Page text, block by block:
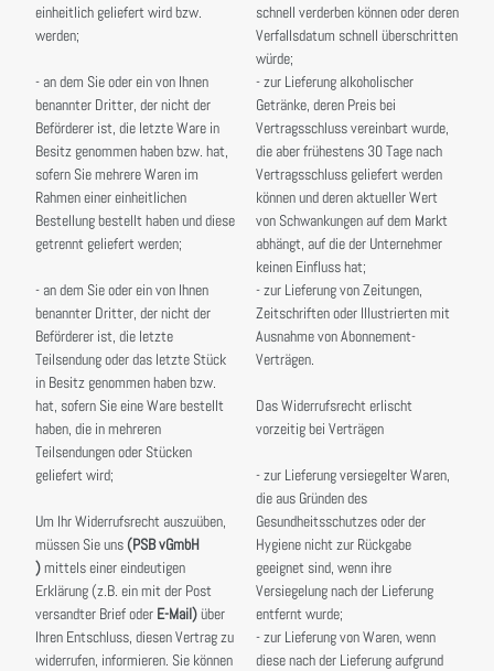
einheitlich geliefert wird bzw.
werden;
- an dem Sie oder ein von Ihnen
benannter Dritter, der nicht der
Beförderer ist, die letzte Ware in
Besitz genommen haben bzw. hat,
sofern Sie mehrere Waren im
Rahmen einer einheitlichen
Bestellung bestellt haben und diese
getrennt geliefert werden;
- an dem Sie oder ein von Ihnen
benannter Dritter, der nicht der
Beförderer ist, die letzte
Teilsendung oder das letzte Stück
in Besitz genommen haben bzw.
hat, sofern Sie eine Ware bestellt
haben, die in mehreren
Teilsendungen oder Stücken
geliefert wird;
Um Ihr Widerrufsrecht auszuüben,
müssen Sie uns(PSB vGmbH
)mittels einer eindeutigen
Erklärung (z.B. ein mit der Post
versandter Brief oder E-Mail)über
Ihren Entschluss, diesen Vertrag zu
widerrufen, informieren. Sie können
schnell verderben können oder deren
Verfallsdatum schnell überschritten
würde;
- zur Lieferung alkoholischer
Getränke, deren Preis bei
Vertragsschluss vereinbart wurde,
die aber frühestens 30 Tage nach
Vertragsschluss geliefert werden
können und deren aktueller Wert
von Schwankungen auf dem Markt
abhängt, auf die der Unternehmer
keinen Einfluss hat;
- zur Lieferung von Zeitungen,
Zeitschriften oder Illustrierten mit
Ausnahme von Abonnement-
Verträgen.
Das Widerrufsrecht erlischt
vorzeitig bei Verträgen
- zur Lieferung versiegelter Waren,
die aus Gründen des
Gesundheitsschutzes oder der
Hygiene nicht zur Rückgabe
geeignet sind, wenn ihre
Versiegelung nach der Lieferung
entfernt wurde;
- zur Lieferung von Waren, wenn
diese nach der Lieferung aufgrund